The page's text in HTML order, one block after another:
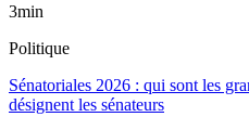
3min
Politique
Sénatoriales 2026 : qui sont les
désignent les sénateurs